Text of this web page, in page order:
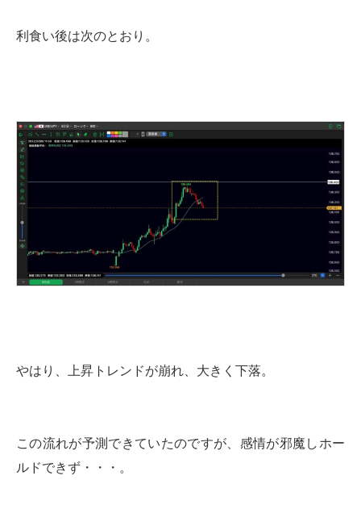
利食い後は次のとおり。
やはり、上昇トレンドが崩れ、大きく下落。
この流れが予測できていたのですが、感情が邪魔しホー
ルドできず・・・。